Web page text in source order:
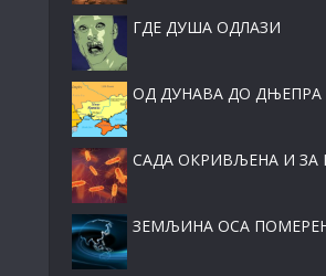
ГДЕ ДУША ОДЛАЗИ
ОД ДУНАВА ДО ДЊЕПРА
САДА ОКРИВЉЕНА И ЗА
ЗЕМЉИНА ОСА